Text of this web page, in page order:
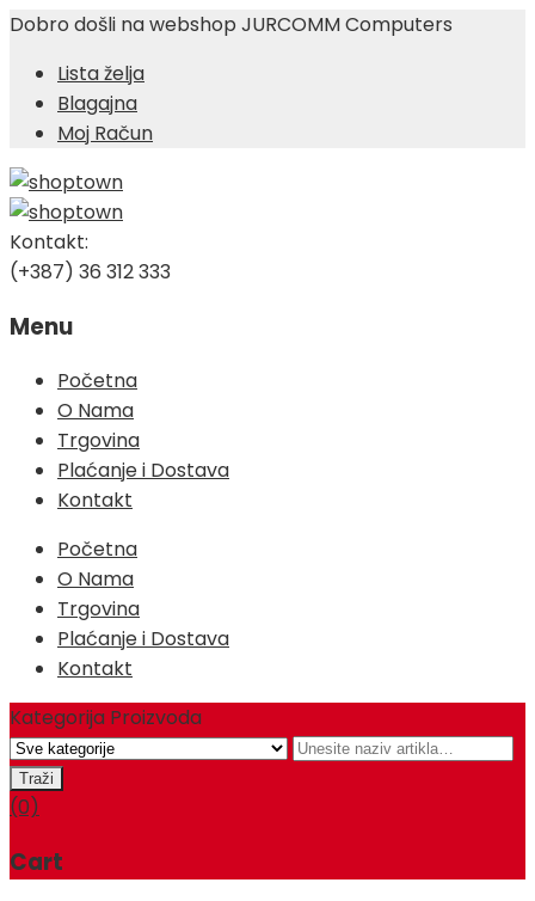
Dobro došli na webshop JURCOMM Computers
Lista želja
Blagajna
Moj Račun
Kontakt:
(+387) 36 312 333
Menu
Skip
content
Početna
O Nama
Trgovina
Plaćanje i Dostava
Kontakt
Početna
O Nama
Trgovina
Plaćanje i Dostava
Kontakt
Kategorija Proizvoda
(0)
Cart